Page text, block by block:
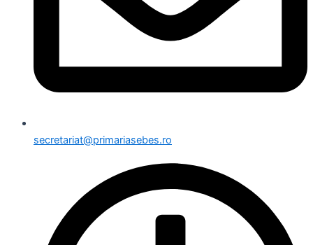
secretariat@primariasebes.ro